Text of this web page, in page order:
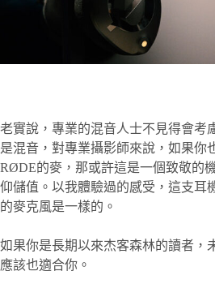
老實說，專業的混音人士不見得會考
是混音，對專業攝影師來說，如果你
RØDE的麥，那或許這是一個致敬的
仰儲值。以我體驗過的感受，這支耳
的麥克風是一樣的。
如果你是長期以來杰客森林的讀者，
應該也適合你。